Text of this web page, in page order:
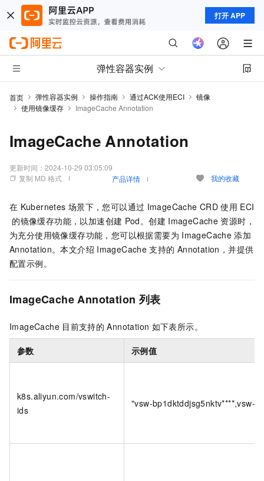
打开 APP
弹性容器实例
首页 弹性容器实例 操作指南 通过ACK使用ECI
镜像
使用镜像缓存
ImageCache Annotation
ImageCache Annotation
更新时间： 2024-10-29 03:05:09
复制 MD 格式
产品详情 我的收藏
在 Kubernetes 场景下，您可以通过 ImageCache CRD 使用 ECI
的镜像缓存功能，以加速创建 Pod。创建 ImageCache 资源时，
为充分使用镜像缓存功能，您可以根据需要为 ImageCache 添加
Annotation。本文介绍 ImageCache 支持的 Annotation，并提供
配置示例。
ImageCache Annotation 列表
ImageCache 目前支持的 Annotation 如下表所示。
参数 示例值
k8s.aliyun.com/vswitch-
ids
"vsw-bp1dktddjsg5nktv****,vsw-